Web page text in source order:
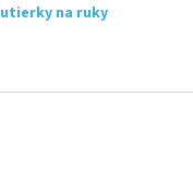
na ruky